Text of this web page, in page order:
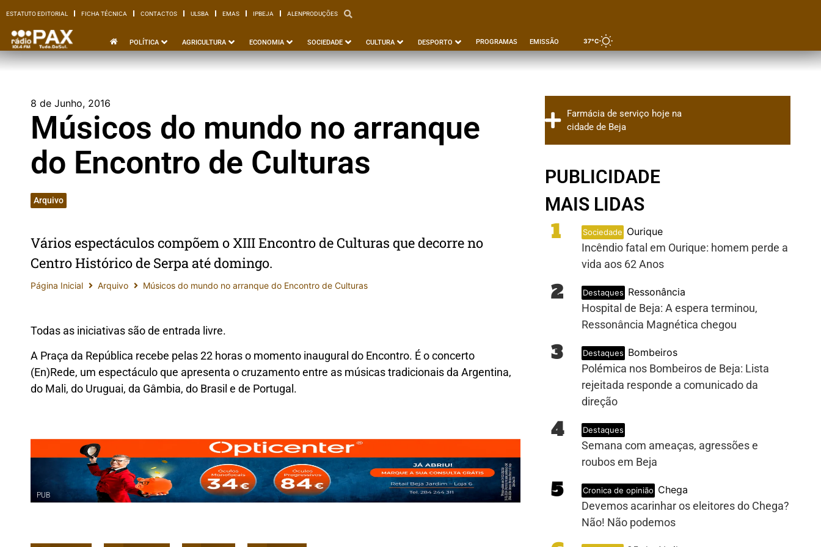
ESTATUTO EDITORIAL FICHA TÉCNICA CONTACTOS ULSBA EMAS IPBEJA ALENPRODUÇÕES
POLÍTICA AGRICULTURA ECONOMIA SOCIEDADE CULTURA DESPORTO PROGRAMAS EMISSÃO 37°C
ESTATUTO EDITORIAL FICHA TÉCNICA CONTACTOS ULSBA EMAS IPBEJA ALENPRODUÇÕES
8 de Junho, 2016
Músicos do mundo no arranque
do Encontro de Culturas
Arquivo
Vários espectáculos compõem o XIII Encontro de Culturas que decorre no
Centro Histórico de Serpa até domingo.
Página Inicial Arquivo Músicos do mundo no arranque do Encontro de Culturas
Todas as iniciativas são de entrada livre.
A Praça da República recebe pelas 22 horas o momento inaugural do Encontro. É o concerto
(En)Rede, um espectáculo que apresenta o cruzamento entre as músicas tradicionais da Argentina,
do Mali, do Uruguai, da Gâmbia, do Brasil e de Portugal.
PUB PUB
Farmácia de serviço hoje na
cidade de Beja
PUBLICIDADE
MAIS LIDAS
1 Sociedade Ourique
Incêndio fatal em Ourique: homem perde a
vida aos 62 Anos
2 Destaques Ressonância
Hospital de Beja: A espera terminou,
Ressonância Magnética chegou
3 Destaques Bombeiros
Polémica nos Bombeiros de Beja: Lista
rejeitada responde a comunicado da
direção
4 Destaques
Semana com ameaças, agressões e
roubos em Beja
5 Cronica de opinião Chega
Devemos acarinhar os eleitores do Chega?
Não! Não podemos